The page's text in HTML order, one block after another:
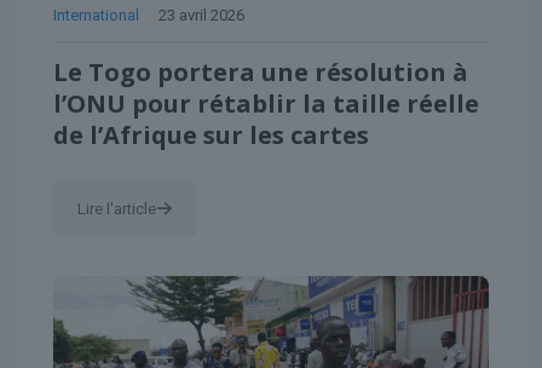
International 23 avril 2026
Le Togo portera une résolution à
l’ONU pour rétablir la taille réelle
de l’Afrique sur les cartes
Lire l'article